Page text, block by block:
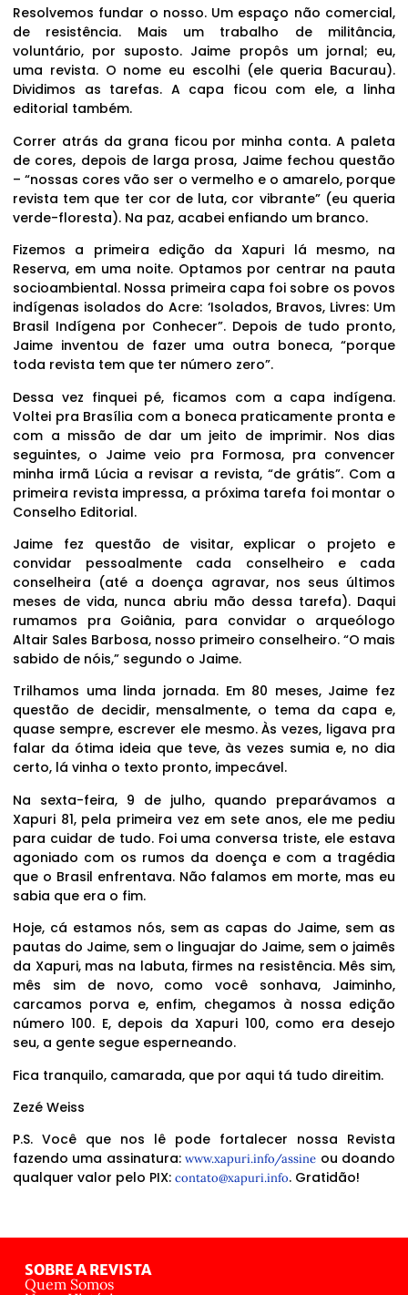
Resolvemos fundar o nosso. Um espaço não comercial,
de resistência. Mais um trabalho de militância,
voluntário, por suposto. Jaime propôs um jornal; eu,
uma revista. O nome eu escolhi (ele queria Bacurau).
Dividimos as tarefas. A capa ficou com ele, a linha
editorial também.
Correr atrás da grana ficou por minha conta. A paleta
de cores, depois de larga prosa, Jaime fechou questão
– “nossas cores vão ser o vermelho e o amarelo, porque
revista tem que ter cor de luta, cor vibrante” (eu queria
verde-floresta). Na paz, acabei enfiando um branco.
Fizemos a primeira edição da Xapuri lá mesmo, na
Reserva, em uma noite. Optamos por centrar na pauta
socioambiental. Nossa primeira capa foi sobre os povos
indígenas isolados do Acre: ‘Isolados, Bravos, Livres: Um
Brasil Indígena por Conhecer”. Depois de tudo pronto,
Jaime inventou de fazer uma outra boneca, “porque
toda revista tem que ter número zero”.
Dessa vez finquei pé, ficamos com a capa indígena.
Voltei pra Brasília com a boneca praticamente pronta e
com a missão de dar um jeito de imprimir. Nos dias
seguintes, o Jaime veio pra Formosa, pra convencer
minha irmã Lúcia a revisar a revista, “de grátis”. Com a
primeira revista impressa, a próxima tarefa foi montar o
Conselho Editorial.
Jaime fez questão de visitar, explicar o projeto e
convidar pessoalmente cada conselheiro e cada
conselheira (até a doença agravar, nos seus últimos
meses de vida, nunca abriu mão dessa tarefa). Daqui
rumamos pra Goiânia, para convidar o arqueólogo
Altair Sales Barbosa, nosso primeiro conselheiro. “O mais
sabido de nóis,” segundo o Jaime.
Trilhamos uma linda jornada. Em 80 meses, Jaime fez
questão de decidir, mensalmente, o tema da capa e,
quase sempre, escrever ele mesmo. Às vezes, ligava pra
falar da ótima ideia que teve, às vezes sumia e, no dia
certo, lá vinha o texto pronto, impecável.
Na sexta-feira, 9 de julho, quando preparávamos a
Xapuri 81, pela primeira vez em sete anos, ele me pediu
para cuidar de tudo. Foi uma conversa triste, ele estava
agoniado com os rumos da doença e com a tragédia
que o Brasil enfrentava. Não falamos em morte, mas eu
sabia que era o fim.
Hoje, cá estamos nós, sem as capas do Jaime, sem as
pautas do Jaime, sem o linguajar do Jaime, sem o jaimês
da Xapuri, mas na labuta, firmes na resistência. Mês sim,
mês sim de novo, como você sonhava, Jaiminho,
carcamos porva e, enfim, chegamos à nossa edição
número 100. E, depois da Xapuri 100, como era desejo
seu, a gente segue esperneando.
Fica tranquilo, camarada, que por aqui tá tudo direitim.
Zezé Weiss
P.S. Você que nos lê pode fortalecer nossa Revista
fazendo uma assinatura:www.xapuri.info/assine ou doando
qualquer valor pelo PIX: contato@xapuri.info. Gratidão!
SOBRE A REVISTA
Quem Somos